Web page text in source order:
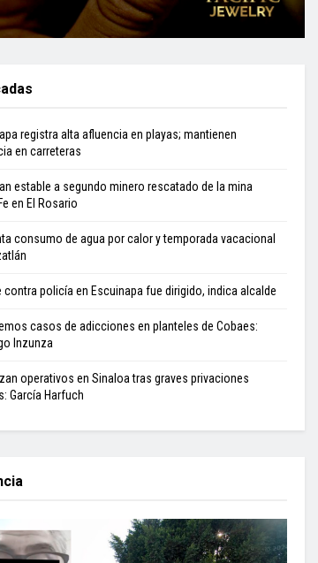
registra alta afluencia en playas; mantienen
en carreteras
estable a segundo minero rescatado de la mina
en El Rosario
consumo de agua por calor y temporada vacacional
contra policía en Escuinapa fue dirigido, indica alcalde
casos de adicciones en planteles de Cobaes:
Inzunza
operativos en Sinaloa tras graves privaciones
García Harfuch